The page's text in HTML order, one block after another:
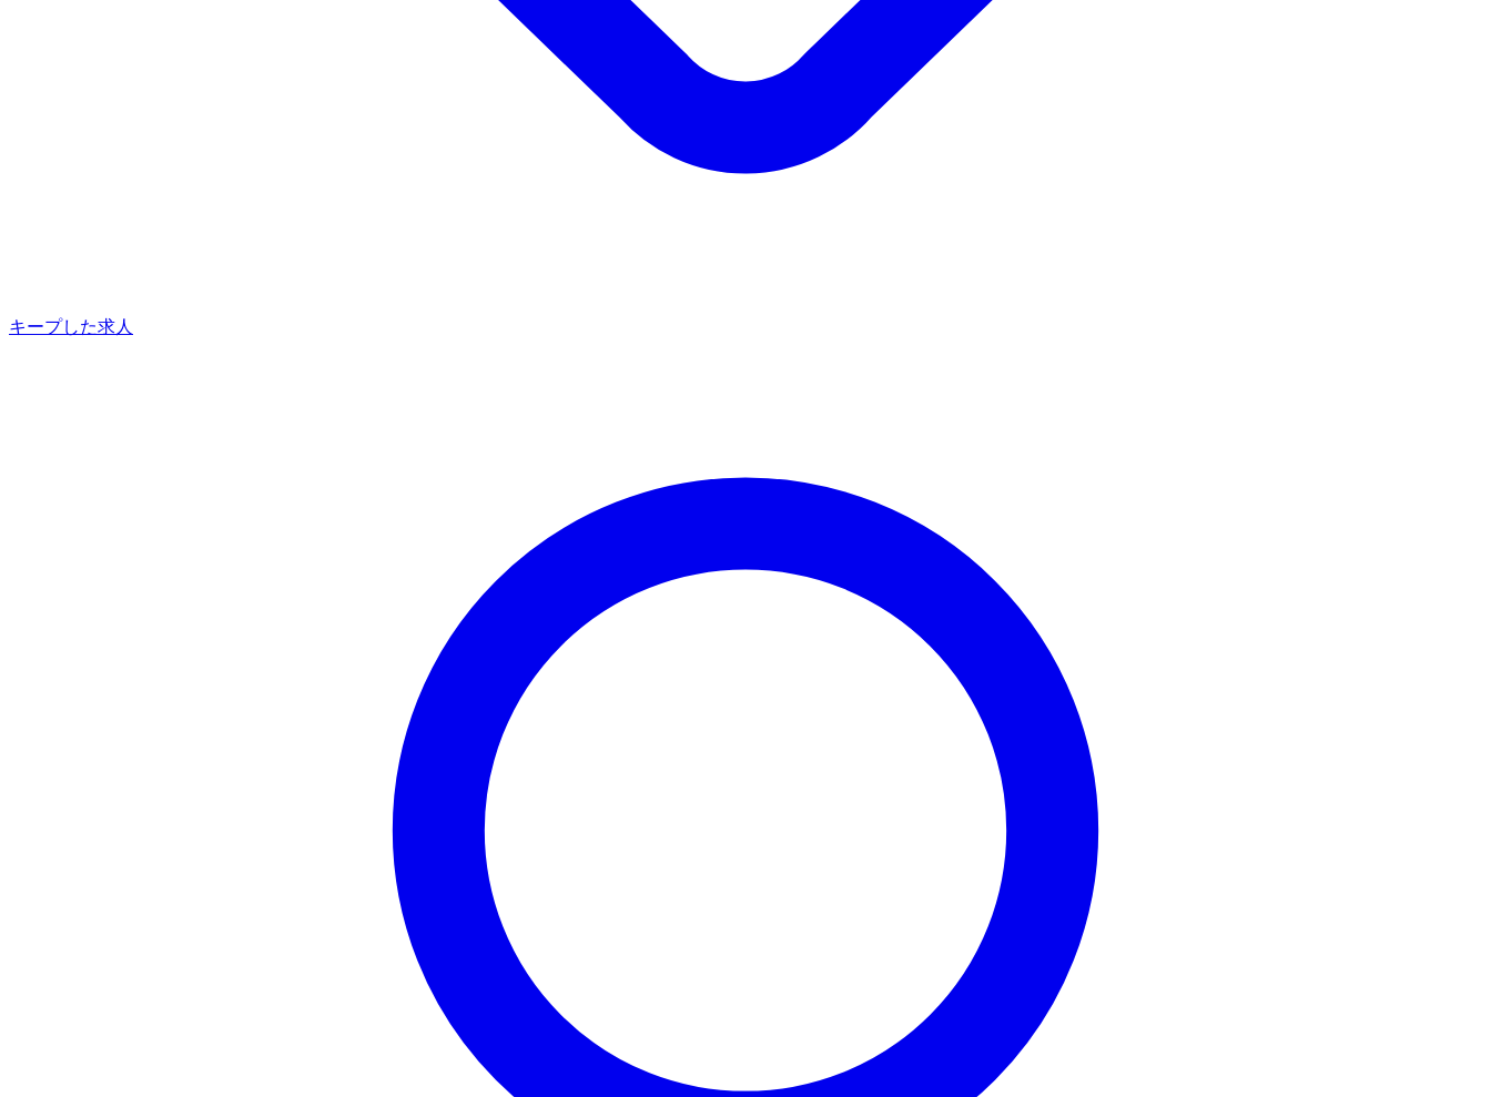
キープした求人